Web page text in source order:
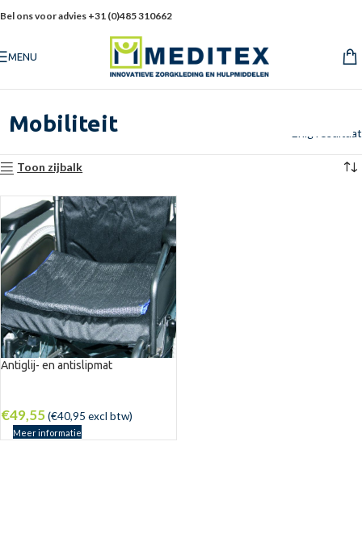
Bel ons voor advies +31 (0)485 310662
MENU
Mobiliteit Enig resultaat
Toon zijbalk
Antiglij- en antislipmat
€49,55(€40,95 excl btw)
Meer informatie